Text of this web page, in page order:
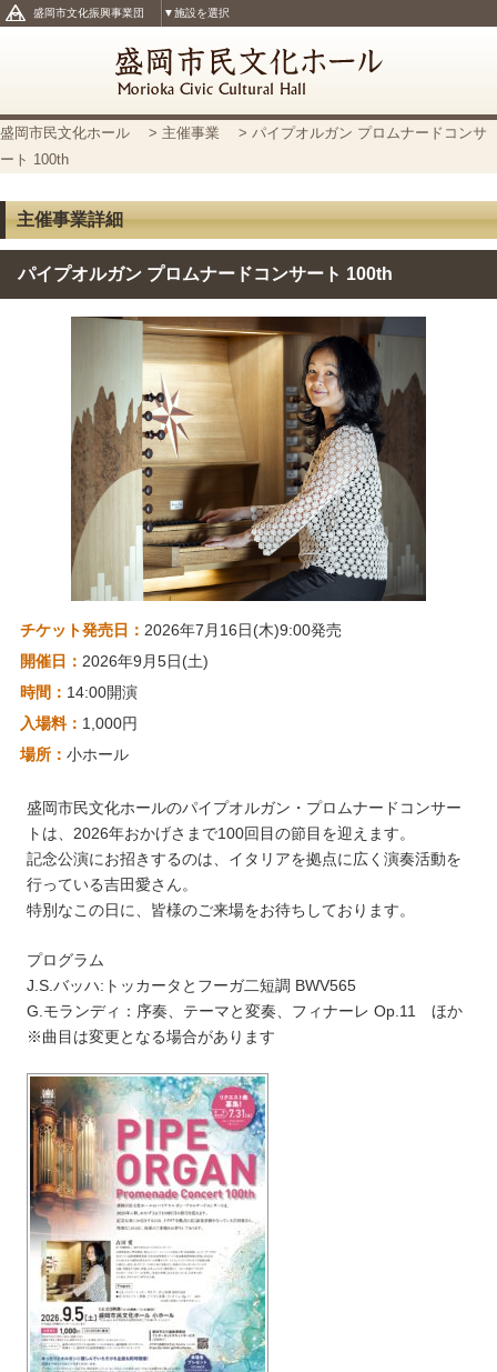
盛岡市文化振興事業団 ▼施設を選択
盛岡市民文化ホール > 主催事業
> パイプオルガン プロムナードコンサ
ート 100th
主催事業詳細
パイプオルガン プロムナードコンサート 100th
チケット発売日： 2026年7月16日(木)9:00発売
開催日： 2026年9月5日(土)
時間： 14:00開演
入場料： 1,000円
場所： 小ホール
盛岡市民文化ホールのパイプオルガン・プロムナードコンサー
トは、2026年おかげさまで100回目の節目を迎えます。
記念公演にお招きするのは、イタリアを拠点に広く演奏活動を
行っている吉田愛さん。
特別なこの日に、皆様のご来場をお待ちしております。
プログラム
J.S.バッハ:トッカータとフーガ二短調 BWV565
G.モランディ：序奏、テーマと変奏、フィナーレ Op.11 ほか
※曲目は変更となる場合があります